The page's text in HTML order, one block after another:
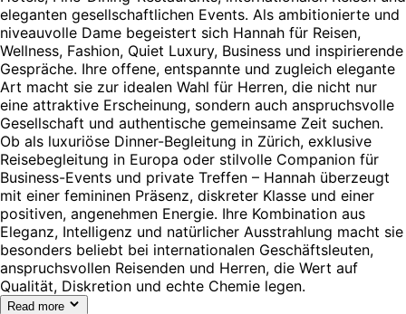
eleganten gesellschaftlichen Events. Als ambitionierte und
niveauvolle Dame begeistert sich Hannah für Reisen,
Wellness, Fashion, Quiet Luxury, Business und inspirierende
Gespräche. Ihre offene, entspannte und zugleich elegante
Art macht sie zur idealen Wahl für Herren, die nicht nur
eine attraktive Erscheinung, sondern auch anspruchsvolle
Gesellschaft und authentische gemeinsame Zeit suchen.
Ob als luxuriöse Dinner-Begleitung in Zürich, exklusive
Reisebegleitung in Europa oder stilvolle Companion für
Business-Events und private Treffen – Hannah überzeugt
mit einer femininen Präsenz, diskreter Klasse und einer
positiven, angenehmen Energie. Ihre Kombination aus
Eleganz, Intelligenz und natürlicher Ausstrahlung macht sie
besonders beliebt bei internationalen Geschäftsleuten,
anspruchsvollen Reisenden und Herren, die Wert auf
Qualität, Diskretion und echte Chemie legen.
Read more